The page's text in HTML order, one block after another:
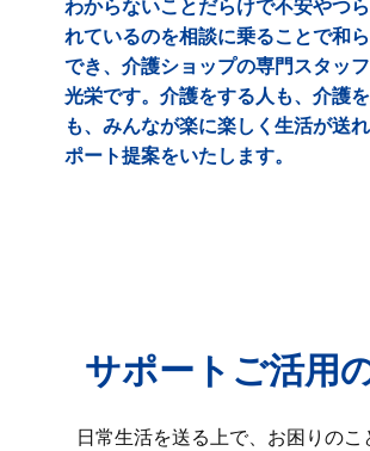
わからないことだらけで不安やつ
れているのを相談に乗ることで和
でき、介護ショップの専門スタッ
光栄です。介護をする人も、介護
も、みんなが楽に楽しく生活が送
ポート提案をいたします。
サポートご活用
日常生活を送る上で、お困りのこ